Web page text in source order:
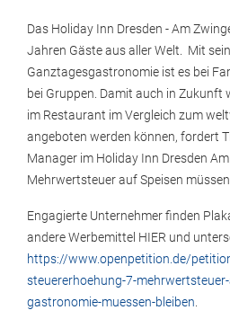
Das Holiday Inn Dresden - Am
Jahren Gäste aus aller Welt. Mit
Ganztagesgastronomie ist es bei
bei Gruppen. Damit auch in Zukunft
im Restaurant im Vergleich zum
angeboten werden können, fordert
Manager im Holiday Inn Dresden
Mehrwertsteuer auf Speisen müssen
Engagierte Unternehmer finden
andere Werbemittel HIER und
https://www.openpetition.de/
steuererhoehung-7-
gastronomie-muessen-bleiben